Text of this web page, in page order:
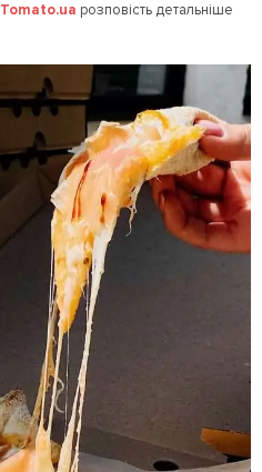
Tomato.ua розповість детальніше